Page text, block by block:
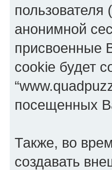
анонимной
присвоенные
cookie будет
посещенных
Также, во
создавать